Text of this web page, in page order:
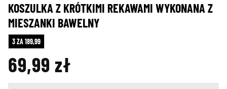
KOSZULKA Z KRÓTKIMI REKAWAMI WYKONANA Z
MIESZANKI BAWELNY
3 ZA 189,99
69,99 zł